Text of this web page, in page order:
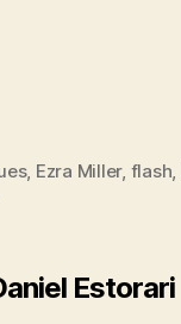
, Ezra Miller, flash
Estorari